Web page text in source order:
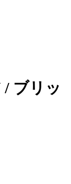
ブリッ